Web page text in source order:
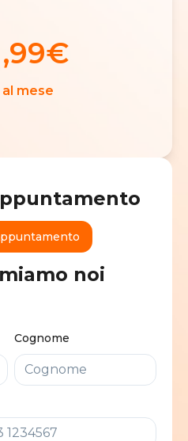
,99€
al mese
noi
Cognome